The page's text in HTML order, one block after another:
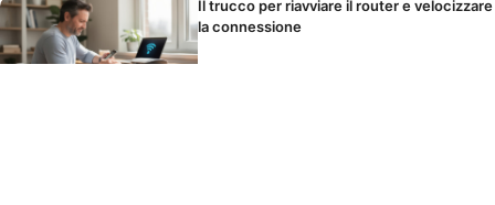
Il trucco per riavviare il router e velocizzare
la connessione